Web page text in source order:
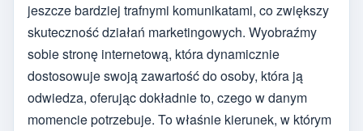
jeszcze bardziej trafnymi komunikatami, co zwiększy
skuteczność działań marketingowych. Wyobraźmy
sobie stronę internetową, która dynamicznie
dostosowuje swoją zawartość do osoby, która ją
odwiedza, oferując dokładnie to, czego w danym
momencie potrzebuje. To właśnie kierunek, w którym